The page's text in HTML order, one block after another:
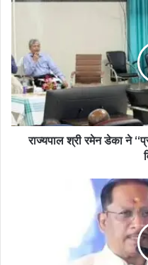
राज्यपाल श्री रमेन डेका ने